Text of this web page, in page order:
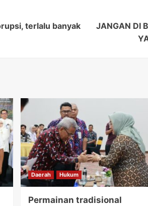
terlalu banyak
JANGAN DI
Daerah Hukum
Permainan tradisional